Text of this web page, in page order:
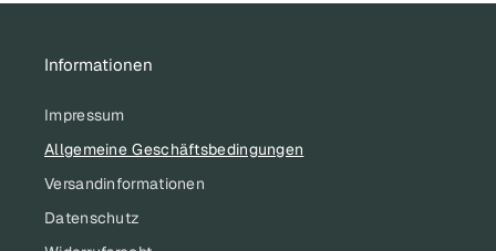
Informationen
Impressum
Allgemeine Geschäftsbedingungen
Versandinformationen
Datenschutz